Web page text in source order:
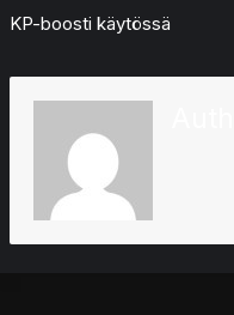
KP-boosti käytössä